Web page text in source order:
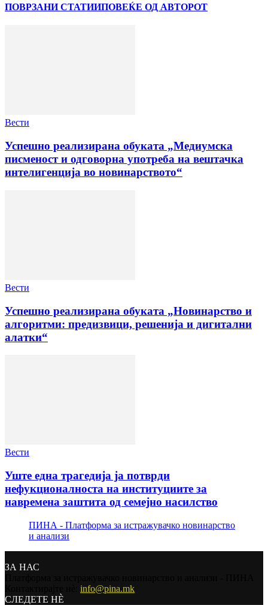
ПОВРЗАНИ СТАТИИПОВЕЌЕ ОД АВТОРОТ
Вести
Успешно реализирана обуката „Медиумска
писменост и одговорна употреба на вештачка
интелигенција во новинарството“
Вести
Успешно реализирана обуката „Новинарство и
алгоритми: предизвици, решенија и дигитални
алатки“
Вести
Уште една трагедија ја потврди
нефукционалноста на институциите за
навремена заштита од семејно насилство
ПИНА - Платформа за истражувачко новинарство
и анализи
ЗА НАС
info@pina.mk
СЛЕДЕТЕ НЀ